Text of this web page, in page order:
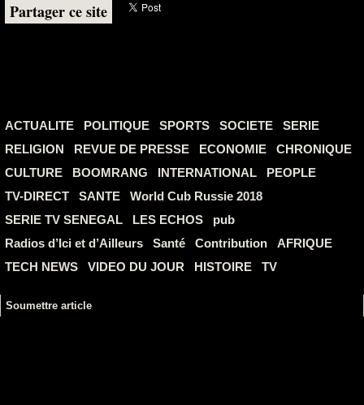
Partager ce site
ACTUALITE POLITIQUE SPORTS SOCIETE
SERIE
RELIGION
REVUE DE PRESSE ECONOMIE
CHRONIQUE
CULTURE
BOOMRANG INTERNATIONAL
PEOPLE
TV-DIRECT
SANTE
World Cub Russie 2018
SERIE TV SENEGAL
LES ECHOS
pub
Radios d’Ici et d’Ailleurs
Santé Contribution
AFRIQUE
TECH NEWS
VIDEO DU JOUR HISTOIRE TV
Soumettre article